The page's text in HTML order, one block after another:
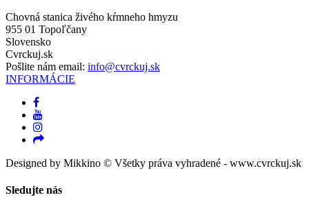
Chovná stanica živého kŕmneho hmyzu
955 01 Topoľčany
Slovensko
Cvrckuj.sk
Pošlite nám email: info@cvrckuj.sk
INFORMÁCIE
Designed by Mikkino © Všetky práva vyhradené - www.cvrckuj.sk
Sledujte nás